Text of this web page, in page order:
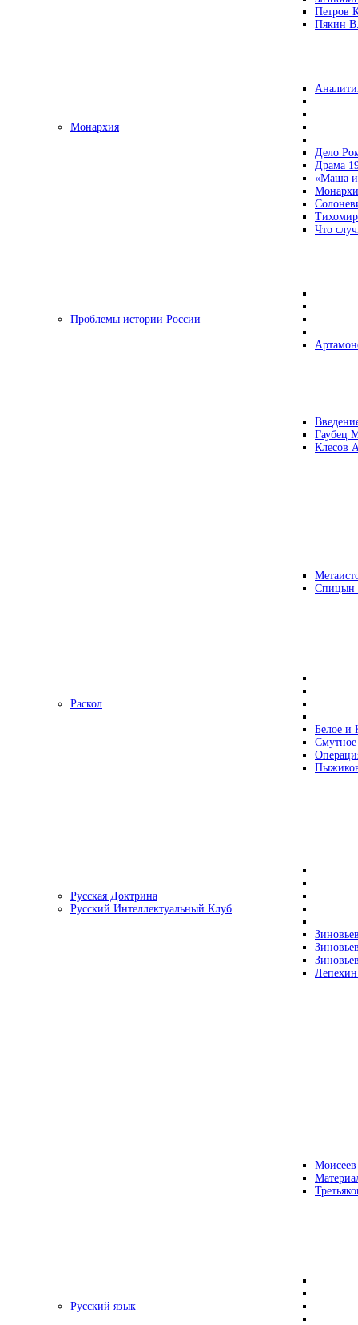
Петров
Пякин
Монархия
Дело
Драма
«Маша и
Что
Проблемы истории России
Гаубец
Клесов
Раскол
Белое и
Русская Доктрина
Русский Интеллектуальный Клуб
Русский язык